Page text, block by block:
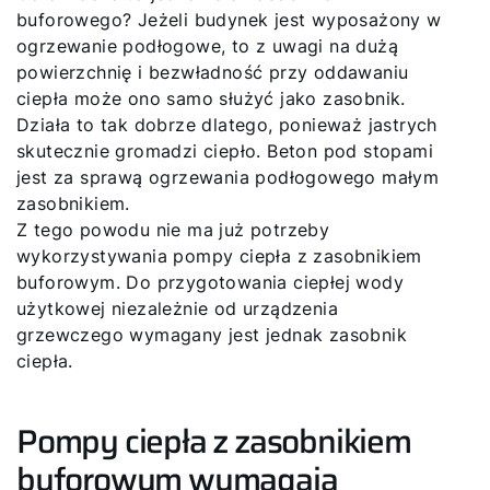
buforowego? Jeżeli budynek jest wyposażony w
ogrzewanie podłogowe, to z uwagi na dużą
powierzchnię i bezwładność przy oddawaniu
ciepła może ono samo służyć jako zasobnik.
Działa to tak dobrze dlatego, ponieważ jastrych
skutecznie gromadzi ciepło. Beton pod stopami
jest za sprawą ogrzewania podłogowego małym
zasobnikiem.
Z tego powodu nie ma już potrzeby
wykorzystywania pompy ciepła z zasobnikiem
buforowym. Do przygotowania ciepłej wody
użytkowej niezależnie od urządzenia
grzewczego wymagany jest jednak zasobnik
ciepła.
Pompy ciepła z zasobnikiem
buforowym wymagają